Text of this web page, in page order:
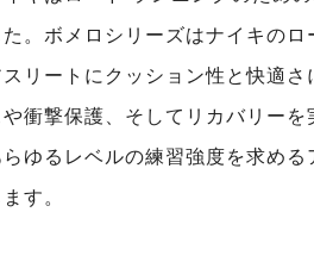
た。ボメロシリーズはナイキの
スリートにクッション性と快適
や衝撃保護、そしてリカバリー
らゆるレベルの練習強度を求め
ます。